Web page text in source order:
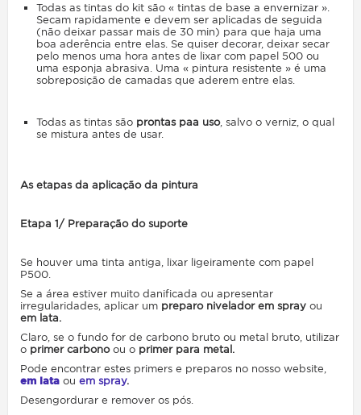
Todas as tintas do kit são « tintas de base a envernizar ».
Secam rapidamente e devem ser aplicadas de seguida
(não deixar passar mais de 30 min) para que haja uma
boa aderência entre elas. Se quiser decorar, deixar secar
pelo menos uma hora antes de lixar com papel 500 ou
uma esponja abrasiva. Uma « pintura resistente » é uma
sobreposição de camadas que aderem entre elas.
Todas as tintas são prontas paa uso, salvo o verniz, o qual
se mistura antes de usar.
As etapas da aplicação da pintura
Etapa 1/ Preparação do suporte
Se houver uma tinta antiga, lixar ligeiramente com papel
P500.
Se a área estiver muito danificada ou apresentar
irregularidades, aplicar um preparo nivelador em spray ou
em lata.
Claro, se o fundo for de carbono bruto ou metal bruto, utilizar
o primer carbonoou o primer para metal.
Pode encontrar estes primers e preparos no nosso website,
em lata ou em spray.
Desengordurar e remover os pós.